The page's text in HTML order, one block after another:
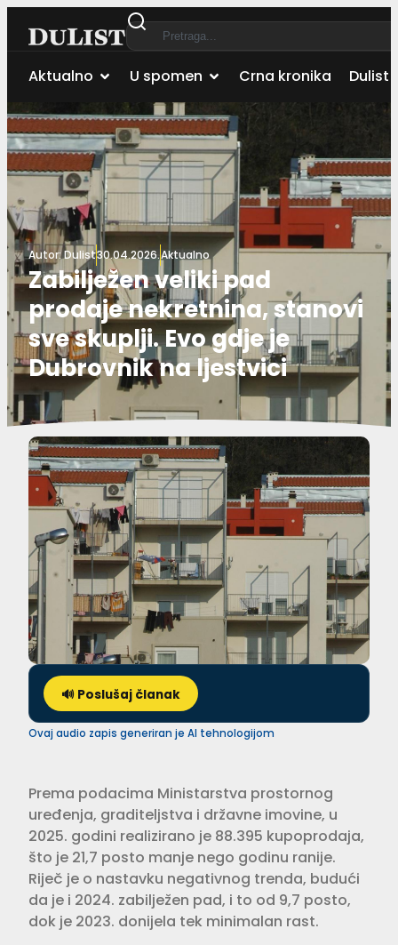
Aktualno U spomen Crna kronika Dulist
Autor:Dulist30.04.2026.Aktualno
Zabilježen veliki pad
prodaje nekretnina, stanovi
sve skuplji. Evo gdje je
Dubrovnik na ljestvici
🔊 Poslušaj članak
Ovaj audio zapis generiran je AI tehnologijom
Prema podacima Ministarstva prostornog
uređenja, graditeljstva i državne imovine, u
2025. godini realizirano je 88.395 kupoprodaja,
što je 21,7 posto manje nego godinu ranije.
Riječ je o nastavku negativnog trenda, budući
da je i 2024. zabilježen pad, i to od 9,7 posto,
dok je 2023. donijela tek minimalan rast.